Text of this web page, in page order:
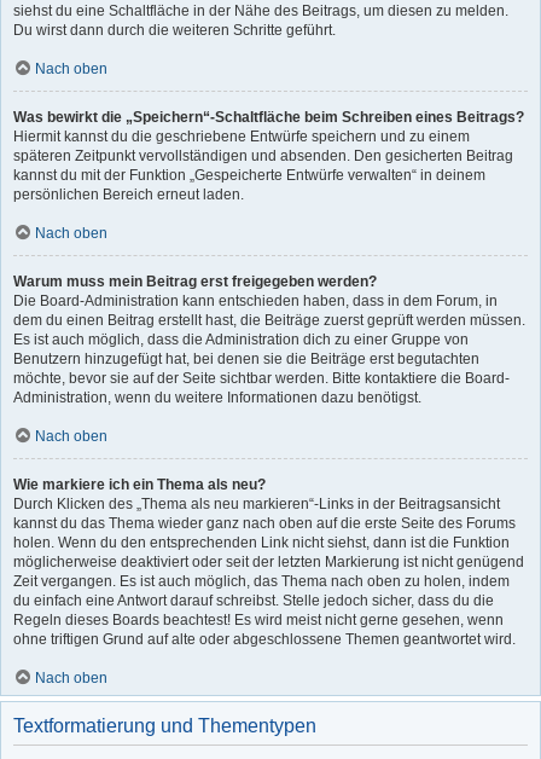
siehst du eine Schaltfläche in der Nähe des Beitrags, um diesen zu melden.
Du wirst dann durch die weiteren Schritte geführt.
Nach oben
Was bewirkt die „Speichern“-Schaltfläche beim Schreiben eines Beitrags?
Hiermit kannst du die geschriebene Entwürfe speichern und zu einem
späteren Zeitpunkt vervollständigen und absenden. Den gesicherten Beitrag
kannst du mit der Funktion „Gespeicherte Entwürfe verwalten“ in deinem
persönlichen Bereich erneut laden.
Nach oben
Warum muss mein Beitrag erst freigegeben werden?
Die Board-Administration kann entschieden haben, dass in dem Forum, in
dem du einen Beitrag erstellt hast, die Beiträge zuerst geprüft werden müssen.
Es ist auch möglich, dass die Administration dich zu einer Gruppe von
Benutzern hinzugefügt hat, bei denen sie die Beiträge erst begutachten
möchte, bevor sie auf der Seite sichtbar werden. Bitte kontaktiere die Board-
Administration, wenn du weitere Informationen dazu benötigst.
Nach oben
Wie markiere ich ein Thema als neu?
Durch Klicken des „Thema als neu markieren“-Links in der Beitragsansicht
kannst du das Thema wieder ganz nach oben auf die erste Seite des Forums
holen. Wenn du den entsprechenden Link nicht siehst, dann ist die Funktion
möglicherweise deaktiviert oder seit der letzten Markierung ist nicht genügend
Zeit vergangen. Es ist auch möglich, das Thema nach oben zu holen, indem
du einfach eine Antwort darauf schreibst. Stelle jedoch sicher, dass du die
Regeln dieses Boards beachtest! Es wird meist nicht gerne gesehen, wenn
ohne triftigen Grund auf alte oder abgeschlossene Themen geantwortet wird.
Nach oben
Textformatierung und Thementypen